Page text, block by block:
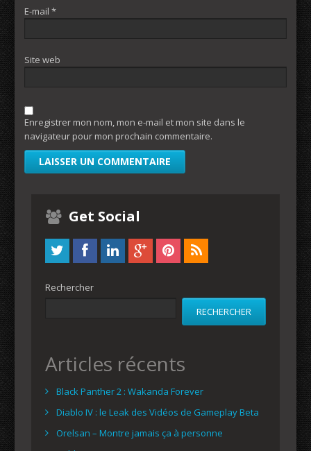
E-mail *
Site web
Enregistrer mon nom, mon e-mail et mon site dans le
navigateur pour mon prochain commentaire.
Get Social
Rechercher
RECHERCHER
Articles récents
Black Panther 2 : Wakanda Forever
Diablo IV : le Leak des Vidéos de Gameplay Beta
Orelsan – Montre jamais ça à personne